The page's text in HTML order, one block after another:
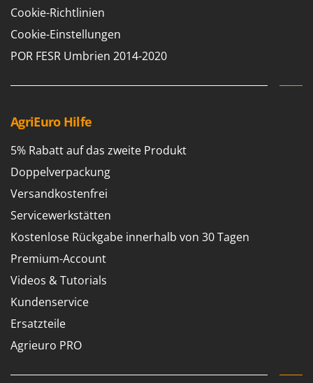
Cookie-Richtlinien
Cookie-Einstellungen
POR FESR Umbrien 2014-2020
AgriEuro Hilfe
5% Rabatt auf das zweite Produkt
Doppelverpackung
Versandkostenfrei
Servicewerkstätten
Kostenlose Rückgabe innerhalb von 30 Tagen
Premium-Account
Videos & Tutorials
Kundenservice
Ersatzteile
Agrieuro PRO